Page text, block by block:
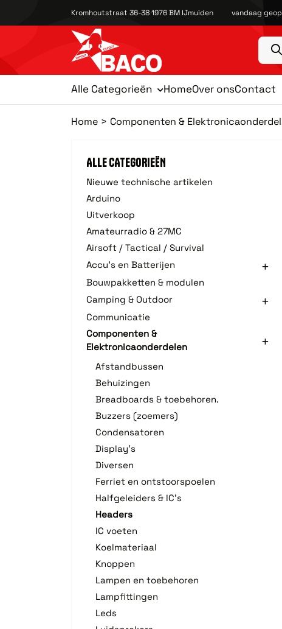
Kromhoutstraat 36-38 1976 BM IJmuiden vandaag
Alle Categorieën HomeOver onsContact
Home Componenten &
ALLE CATEGORIEËN
Nieuwe technische artikelen
Arduino
Uitverkoop
Amateurradio & 27MC
Airsoft / Tactical / Survival
Accu's en Batterijen
Bouwpakketten & modulen
Camping & Outdoor
Communicatie
Componenten &
Elektronicaonderdelen
Afstandbussen
Behuizingen
Breadboards & toebehoren.
Buzzers (zoemers)
Condensatoren
Display's
Diversen
Ferriet en ontstoorspoelen
Halfgeleiders & IC's
Headers
IC voeten
Koelmateriaal
Knoppen
Lampen en toebehoren
Lampfittingen
Leds